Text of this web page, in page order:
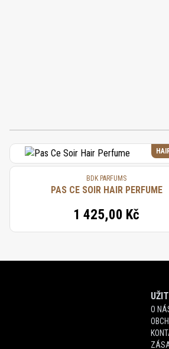
BDK PARFUMS
PAS CE SOIR HAIR PERFUME
1 425,00 Kč
O